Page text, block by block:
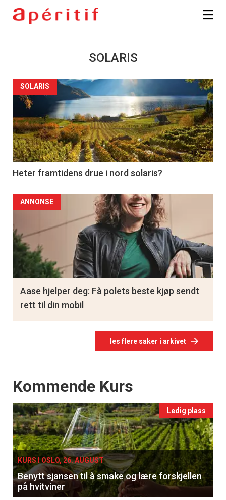
SOLARIS
SOLARIS
Heter framtidens drue i nord solaris?
les flere saker i arkivet
ANNONSE
Aase hjelper deg: Få polets beste kjøp sendt
rett til din mobil
Events
Kommende Kurs
Ledig plass
KURS I OSLO, 26. AUGUST
Benytt sjansen til å smake og lære forskjellen
på hvitviner